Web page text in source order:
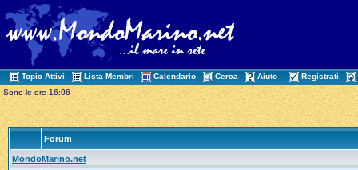
Topic Attivi Lista Membri Calendario Cerca Aiuto
Registrati
Sono le ore 16:06
Forum
MondoMarino.net